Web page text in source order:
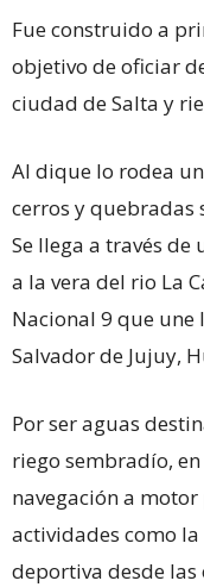
Fue construido a
objetivo de oficiar
ciudad de Salta y
Al dique lo rodea
cerros y quebradas
Se llega a través
a la vera del rio La
Nacional 9 que une
Salvador de Jujuy,
Por ser aguas
riego sembradío,
navegación a
actividades como la
deportiva desde las